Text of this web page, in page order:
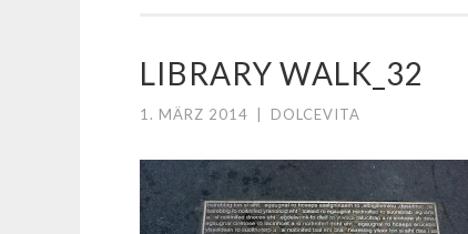
LIBRARY WALK_32
1. MÄRZ 2014 DOLCEVITA